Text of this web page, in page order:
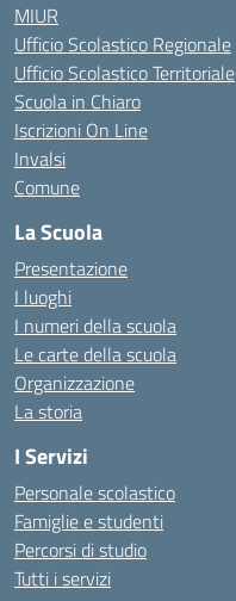
MIUR
Ufficio Scolastico Regionale
Ufficio Scolastico Territoriale
Scuola in Chiaro
Iscrizioni On Line
Invalsi
Comune
La Scuola
Presentazione
I luoghi
I numeri della scuola
Le carte della scuola
Organizzazione
La storia
I Servizi
Personale scolastico
Famiglie e studenti
Percorsi di studio
Tutti i servizi